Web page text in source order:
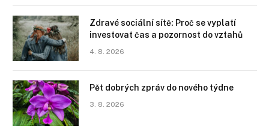
Zdravé sociální sítě: Proč se vyplatí
investovat čas a pozornost do vztahů
4. 8. 2026
Pět dobrých zpráv do nového týdne
3. 8. 2026